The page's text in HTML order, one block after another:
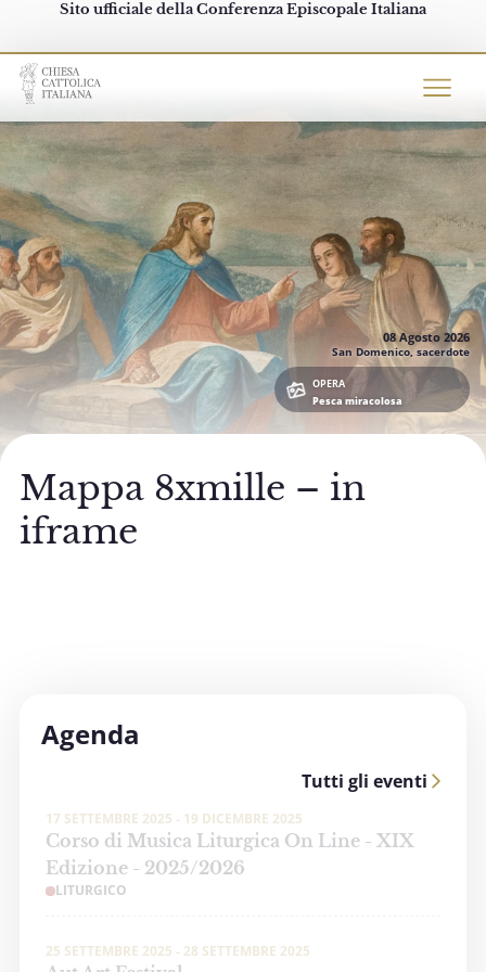
Sito ufficiale della Conferenza Episcopale Italiana
Chiesacattolica.it
08 Agosto 2026
San Domenico, sacerdote
OPERA
Pesca miracolosa
Mappa 8xmille – in
iframe
Agenda
Tutti gli eventi
17 SETTEMBRE 2025 - 19 DICEMBRE 2025
Corso di Musica Liturgica On Line - XIX
Edizione - 2025/2026
LITURGICO
25 SETTEMBRE 2025 - 28 SETTEMBRE 2025